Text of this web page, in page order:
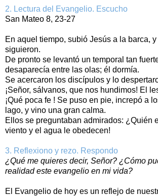
2. Lectura del Evangelio. Escucho
San Mateo 8, 23-27
En aquel tiempo, subió Jesús a la barca,
siguieron.
De pronto se levantó un temporal tan
desaparecía entre las olas; él dormía.
Se acercaron los discípulos y lo
¡Señor, sálvanos, que nos hundimos! El
¡Qué poca fe ! Se puso en pie, increpó a
lago, y vino una gran calma.
Ellos se preguntaban admirados: ¿Quién
viento y el agua le obedecen!
3. Reflexiono y rezo. Respondo
¿Qué me quieres decir, Señor? ¿Cómo
realidad este evangelio en mi vida?
El Evangelio de hoy es un reflejo de